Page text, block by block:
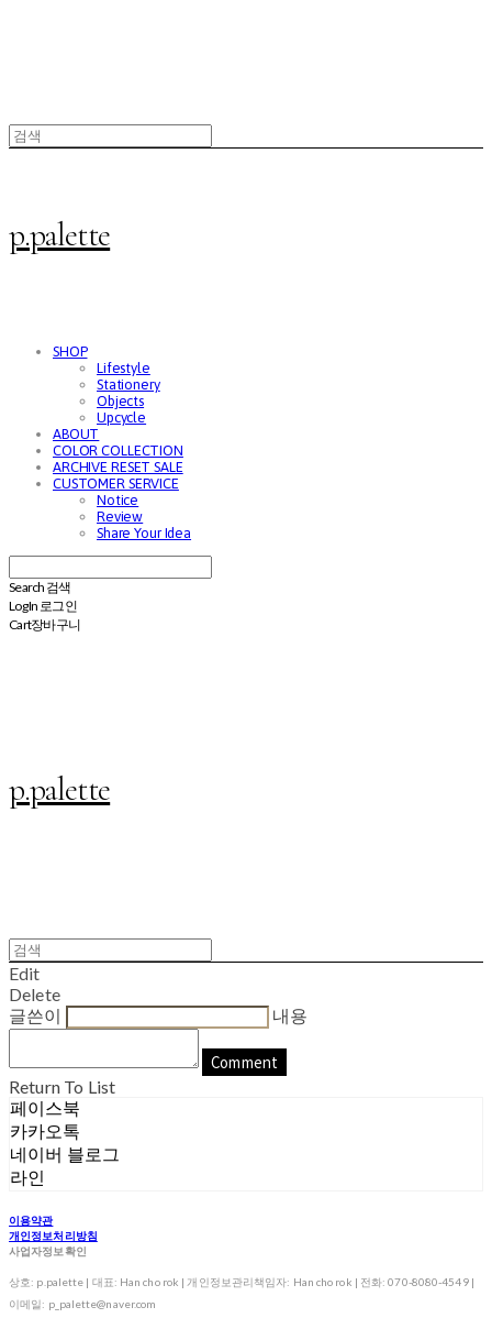
p.palette
SHOP
Lifestyle
Stationery
Objects
Upcycle
ABOUT
COLOR COLLECTION
ARCHIVE RESET SALE
CUSTOMER SERVICE
Notice
Review
Share Your Idea
Search 검색
Log In 로그인
Cart장바구니
p.palette
Edit
Delete
글쓴이
내용
Comment
Return To List
페이스북
카카오톡
네이버 블로그
라인
이용약관
개인정보처리방침
사업자정보확인
상호: p.palette | 대표: Han cho rok | 개인정보관리책임자: Han cho rok | 전화: 070-8080-4549 |
이메일: p_palette@naver.com